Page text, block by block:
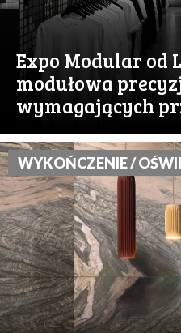
Expo Modular od
modułowa
wymagających
WYKOŃCZENIE /